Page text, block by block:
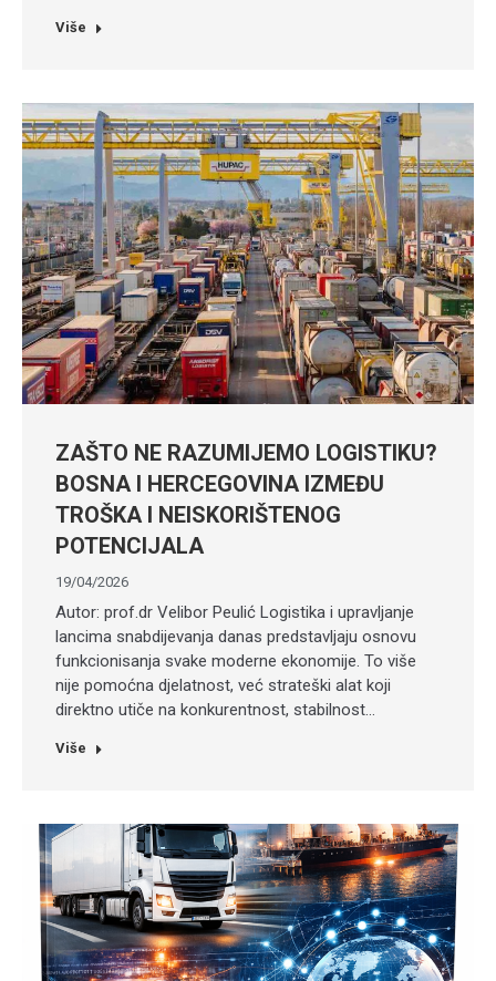
Više
ZAŠTO NE RAZUMIJEMO LOGISTIKU?
BOSNA I HERCEGOVINA IZMEĐU
TROŠKA I NEISKORIŠTENOG
POTENCIJALA
19/04/2026
Autor: prof.dr Velibor Peulić Logistika i upravljanje
lancima snabdijevanja danas predstavljaju osnovu
funkcionisanja svake moderne ekonomije. To više
nije pomoćna djelatnost, već strateški alat koji
direktno utiče na konkurentnost, stabilnost…
Više